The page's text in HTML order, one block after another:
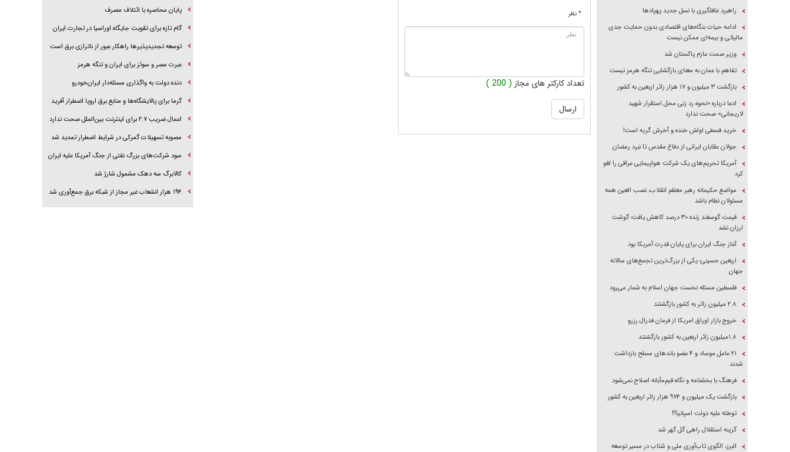
* نظر
تعداد کارکتر های مجاز ( 200 )
راهبرد غافلگیری با نسل جدید پهپاد‌ها
ادامه حیات بنگاه‌های اقتصادی بدون حمایت جدی
مالیاتی و بیمه‌ای ممکن نیست
وزیر صمت عازم پاکستان شد
تفاهم با عمان به معنای بازگشایی تنگه هرمز نیست
بازگشت ۳ میلیون و ۱۷ هزار زائر اربعین به کشور
ادعا درباره «نحوه رد زنی محل استقرار شهید
لاریجانی» صحت ندارد
خرید قسطی اولش خنده و آخرش گریه است!
جولان عقابان ایرانی از دفاع مقدس تا نبرد رمضان
آمریکا تحریم‌های یک شرکت هواپیمایی عراقی را لغو
کرد
مواضع حکیمانه رهبر معظم انقلاب، نصب العین همه
مسئولان نظام باشد
قیمت گوسفند زنده ۳۰ درصد کاهش یافت؛ گوشت
ارزان نشد
آغاز جنگ ایران برای پایان قدرت آمریکا بود
اربعین حسینی؛ یکی از بزرگ‌ترین تجمع‌های سالانه
جهان
فلسطین مسئله نخست جهان اسلام به شمار می‌رود
۲.۸ میلیون زائر به کشور بازگشتند
خروج بازار اوراق امریکا از فرمان فدرال رزرو
۱.۸میلیون زائر اربعین به کشور بازگشتند
۲۱ عامل موساد و ۴ عضو باند‌های مسلح بازداشت
شدند
فرهنگ با بخشنامه و نگاه قیم‌مآبانه اصلاح نمی‌شود
بازگشت یک میلیون و ۹۷۴ هزار زائر اربعین به کشور
توطئه علیه دولت اسپانیا؟!
گزینه استقلال راهی گل گهر شد
البرز، الگوی تاب‌آوری ملی و شتاب در مسیر توسعه
پایان محاصره با ائتلاف مصرف
گام تازه برای تقویت جایگاه اوراسیا در تجارت ایران
توسعه تجدیدپذیر‌ها راهکار عبور از ناترازی برق است
عبرت مصر و سوئز برای ایران و تنگه هرمز
دنده دولت به واگذاری مسئله‌دار ایران‌خودرو
گرما برای پالایشگاه‌ها و منابع برق اروپا اضطرار آفرید
اعمال ضریب ۲.۷ برای اینترنت بین‌الملل صحت ندارد
مصوبه تسهیلات گمرکی در شرایط اضطرار تمدید شد
سود شرکت‌های بزرگ نفتی از جنگ آمریکا علیه ایران
کالابرگ سه دهک مشمول شارژ شد
۱۹۴ هزار انشعاب غیر مجاز از شبکه برق جمع‌آوری شد